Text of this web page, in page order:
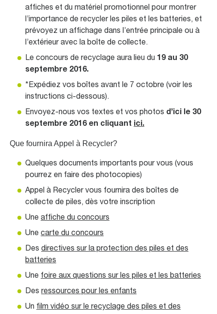
affiches et du matériel promotionnel pour montrer
l’importance de recycler les piles et les batteries, et
prévoyez un affichage dans l’entrée principale ou à
l’extérieur avec la boîte de collecte.
Le concours de recyclage aura lieu du 19 au 30
septembre 2016.
*Expédiez vos boîtes avant le 7 octobre (voir les
instructions ci-dessous).
Envoyez-nous vos textes et vos photos d’ici le 30
septembre 2016 en cliquant ici.
Que fournira Appel à Recycler?
Quelques documents importants pour vous (vous
pourrez en faire des photocopies)
Appel à Recycler vous fournira des boîtes de
collecte de piles, dès votre inscription
Une affiche du concours
Une carte du concours
Des directives sur la protection des piles et des
batteries
Une foire aux questions sur les piles et les batteries
Des ressources pour les enfants
Un film vidéo sur le recyclage des piles et des